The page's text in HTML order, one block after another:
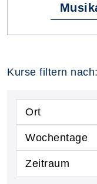
Kurse filtern nach:
Ort
Wochentage
Zeitraum